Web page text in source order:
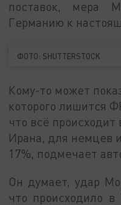
поставок, мера
Германию к
ФОТО: SHUTTERSTOCK
Кому-то может
которого лишится
что всё
Ирана, для немцев
17%, подмечает
Он думает, удар
что происходило в